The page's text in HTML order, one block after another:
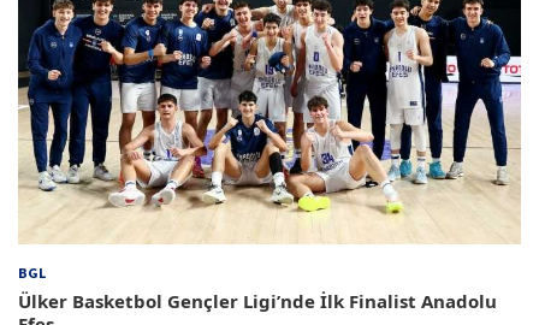
BGL
Ülker Basketbol Gençler Ligi’nde İlk Finalist Anadolu